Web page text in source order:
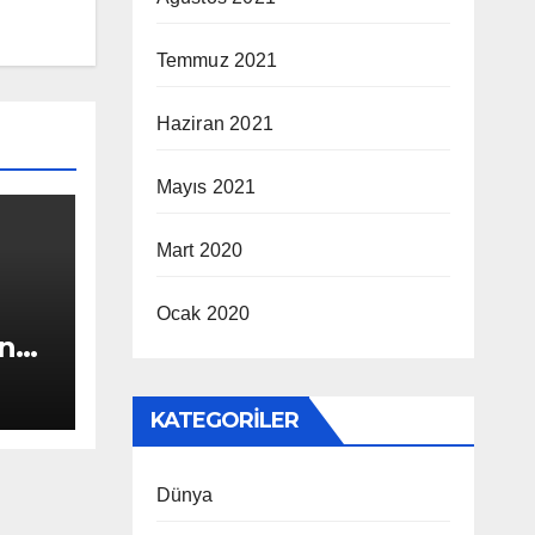
Temmuz 2021
Haziran 2021
Mayıs 2021
Mart 2020
Ocak 2020
KATEGORILER
Dünya